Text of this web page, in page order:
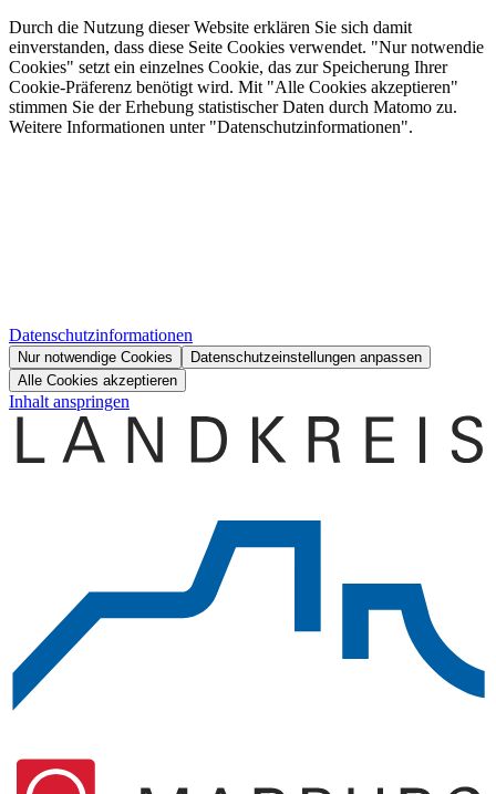
Durch die Nutzung dieser Website erklären Sie sich damit
einverstanden, dass diese Seite Cookies verwendet. "Nur notwendie
Cookies" setzt ein einzelnes Cookie, das zur Speicherung Ihrer
Cookie-Präferenz benötigt wird. Mit "Alle Cookies akzeptieren"
stimmen Sie der Erhebung statistischer Daten durch Matomo zu.
Weitere Informationen unter "Datenschutzinformationen".
Datenschutzinformationen
Nur notwendige Cookies
Datenschutzeinstellungen anpassen
Alle Cookies akzeptieren
Inhalt anspringen